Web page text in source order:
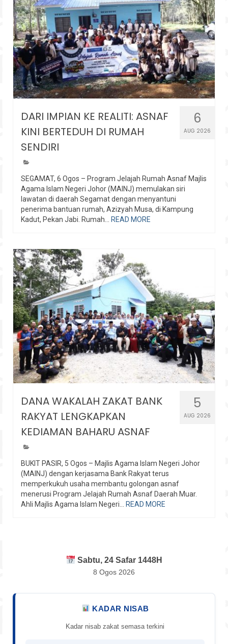
6
AUG 2026
DARI IMPIAN KE REALITI: ASNAF
KINI BERTEDUH DI RUMAH
SENDIRI
SEGAMAT, 6 Ogos – Program Jelajah Rumah Asnaf Majlis
Agama Islam Negeri Johor (MAINJ) memulakan siri
lawatan di daerah Segamat dengan menyantuni
penerima bantuan rumah, Azizyah Musa, di Kampung
Kadut, Pekan Jabi. Rumah...
READ MORE
5
AUG 2026
DANA WAKALAH ZAKAT BANK
RAKYAT LENGKAPKAN
KEDIAMAN BAHARU ASNAF
BUKIT PASIR, 5 Ogos – Majlis Agama Islam Negeri Johor
(MAINJ) dengan kerjasama Bank Rakyat terus
memperkukuh usaha membantu golongan asnaf
menerusi Program Jelajah Rumah Asnaf Daerah Muar.
Ahli Majlis Agama Islam Negeri...
READ MORE
Sabtu, 24 Safar 1448H
8 Ogos 2026
KADAR NISAB
Kadar nisab zakat semasa terkini